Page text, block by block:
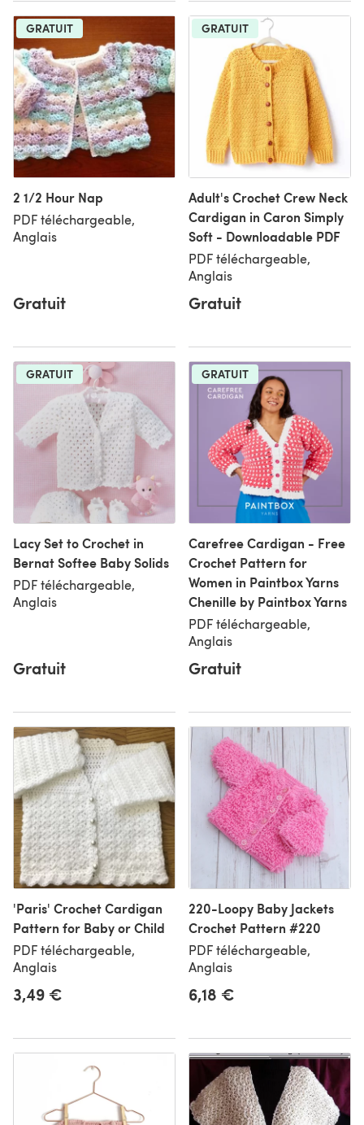
GRATUIT
2 1/2 Hour Nap
PDF téléchargeable,
Anglais
Gratuit
GRATUIT
Adult's Crochet Crew Neck
Cardigan in Caron Simply
Soft - Downloadable PDF
PDF téléchargeable,
Anglais
Gratuit
GRATUIT
Lacy Set to Crochet in
Bernat Softee Baby Solids
PDF téléchargeable,
Anglais
Gratuit
GRATUIT
Carefree Cardigan - Free
Crochet Pattern for
Women in Paintbox Yarns
Chenille by Paintbox Yarns
PDF téléchargeable,
Anglais
Gratuit
'Paris' Crochet Cardigan
Pattern for Baby or Child
PDF téléchargeable,
Anglais
3,49 €
220-Loopy Baby Jackets
Crochet Pattern #220
PDF téléchargeable,
Anglais
6,18 €